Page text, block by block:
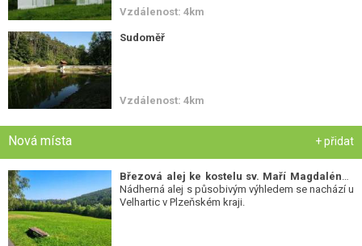
Vzdálenost: 4km
Sudoměř
Vzdálenost: 4km
Nová místa + přidat
Březová alej ke kostelu sv. Maří Magdalény-
Nádherná alej s působivým výhledem se nachází u
Velhartic v Plzeňském kraji.